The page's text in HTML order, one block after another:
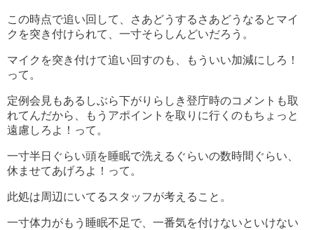
この時点で追い回して、さあどうするさあどうなるとマイ
クを突き付けられて、一寸そらしんどいだろう。
マイクを突き付けて追い回すのも、もういい加減にしろ！
って。
定例会見もあるしぶら下がりらしき登庁時のコメントも取
れてんだから、もうアポイントを取りに行くのもちょっと
遠慮しろよ！って。
一寸半日ぐらい頭を睡眠で洗えるぐらいの数時間ぐらい、
休ませてあげろよ！って。
此処は周辺にいてるスタッフが考えること。
一寸体力がもう睡眠不足で、一番気を付けないといけない